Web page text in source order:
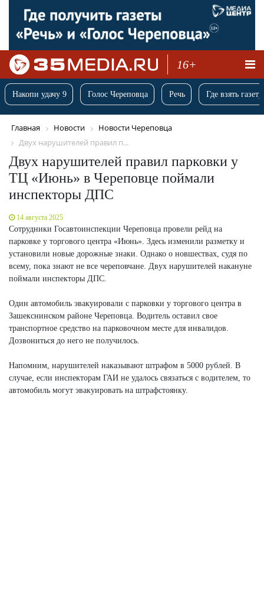
16+
Накопи удачу 9 Голос Череповца Речь Где взять
Главная Новости
Новости Череповца
Двух нарушителей правил п...
Двух нарушителей правил парковки у
ТЦ «Июнь» в Череповце поймали
инспекторы ДПС
14 августа 2025
Сотрудники Госавтоинспекции Череповца провели рейд на
парковке у торгового центра «Июнь». Здесь изменили разметку и
установили новые дорожные знаки. Однако о новшествах, судя по
всему, пока знают не все череповчане. Двух нарушителей накануне
поймали инспекторы ДПС.
Один автомобиль эвакуировали с парковки у торгового центра в
Зашекснинском районе Череповца. Водитель оставил свое
транспортное средство на парковочном месте для инвалидов.
Дозвониться до него не получилось.
Напомним, нарушителей наказывают штрафом в 5000 рублей. В
случае, если инспекторам ГАИ не удалось связаться с водителем, то
автомобиль могут эвакуировать на штрафстоянку.